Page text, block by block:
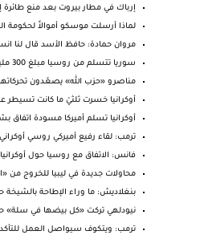
إرباك في مطار بيروت بعد منع طائرة
لماذا أرسلت موسكو أموالاً لحكومة
مروان حمادة: حافظ الأسد قال لنا
سوريا تتسلم من روسيا مبلغ 300 مليار ليرة
مناصرو «حزب الله» يصعّدون
أوكرانيا خسرت ثلثيْ ما كانت
أوكرانيا تسلم أميركا مسودة اتفاق
ترمب: لقاء رفيع أميركي روسي
فانس: الاتفاق مع روسيا حول
محاولات جديدة في ليبيا للخروج من
بنغلاديش: ما وراء الإطاحة بالشيخة
نيودلهي تركت «كل بيضها في سلة»
ترمب: ويتكوف سيواصل العمل